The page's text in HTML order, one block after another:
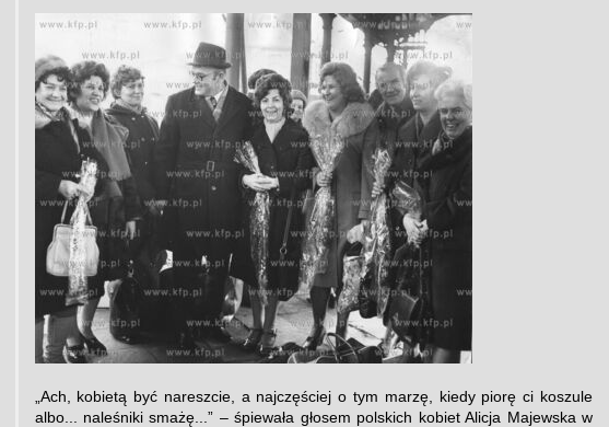
„Ach, kobietą być nareszcie, a najczęściej o tym marzę, kiedy piorę ci koszule
albo... naleśniki smażę...” – śpiewała głosem polskich kobiet Alicja Majewska w